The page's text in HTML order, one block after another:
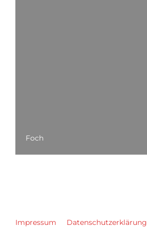
Foch
Impressum Datenschutzerklärung